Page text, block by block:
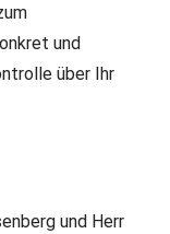
und
über Ihr
und Herr